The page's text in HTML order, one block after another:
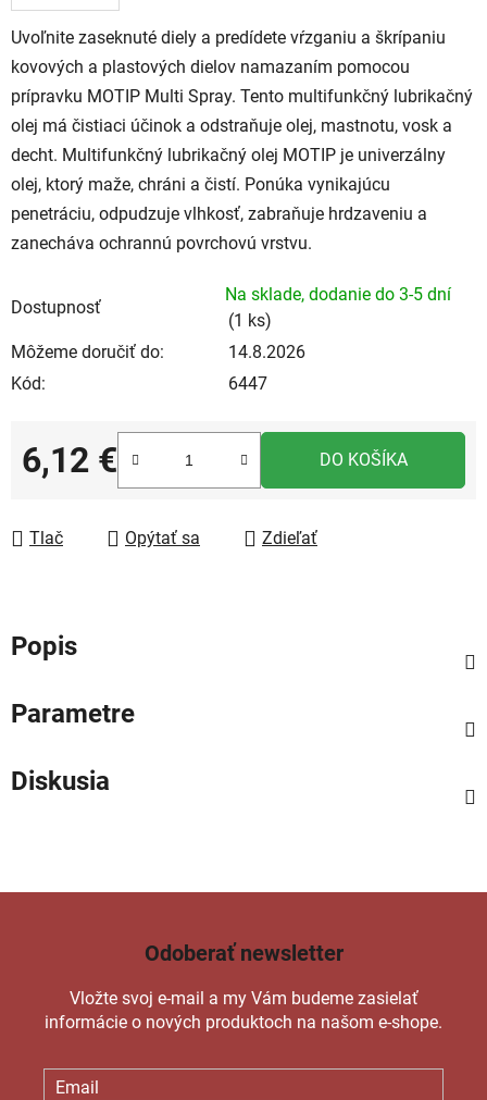
Uvoľnite zaseknuté diely a predídete vŕzganiu a škrípaniu
kovových a plastových dielov namazaním pomocou
prípravku MOTIP Multi Spray. Tento multifunkčný lubrikačný
olej má čistiaci účinok a odstraňuje olej, mastnotu, vosk a
decht. Multifunkčný lubrikačný olej MOTIP je univerzálny
olej, ktorý maže, chráni a čistí. Ponúka vynikajúcu
penetráciu, odpudzuje vlhkosť, zabraňuje hrdzaveniu a
zanecháva ochrannú povrchovú vrstvu.
Dostupnosť
Na sklade, dodanie do 3-5 dní
(1 ks)
Môžeme doručiť do:
14.8.2026
Kód:
6447
6,12 €
Jednotková cena:
DO KOŠÍKA
Tlač Opýtať sa Zdieľať
Popis
Parametre
Diskusia
Odoberať newsletter
Vložte svoj e-mail a my Vám budeme zasielať
informácie o nových produktoch na našom e-shope.
Email